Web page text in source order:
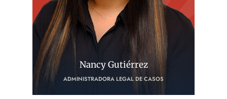
Nancy Gutiérrez
ADMINISTRADORA LEGAL DE CASOS